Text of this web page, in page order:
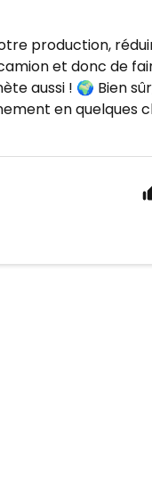
production,
et donc de
aussi ! 🌍 Bien
en quelques